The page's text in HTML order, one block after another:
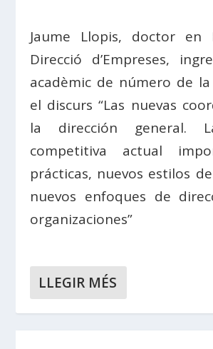
Jaume Llopis, doctor en
Direcció d’Empreses,
acadèmic de número de la
el discurs “Las nuevas
la dirección general.
competitiva actual
prácticas, nuevos estilos
nuevos enfoques de
organizaciones”
LLEGIR MÉS